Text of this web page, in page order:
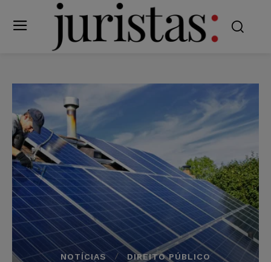
NOTÍCIAS DIREITO PÚBLICO